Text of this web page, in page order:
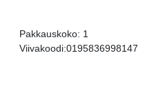
Pakkauskoko: 1
Viivakoodi:0195836998147